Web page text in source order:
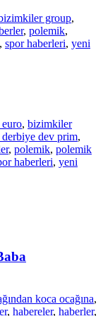
group,
, polemik,
, spor haberleri, yeni
, bizimkiler
derbiye dev prim,
, polemik, polemik
haberleri, yeni
koca ocağına,
, habereler, haberler,